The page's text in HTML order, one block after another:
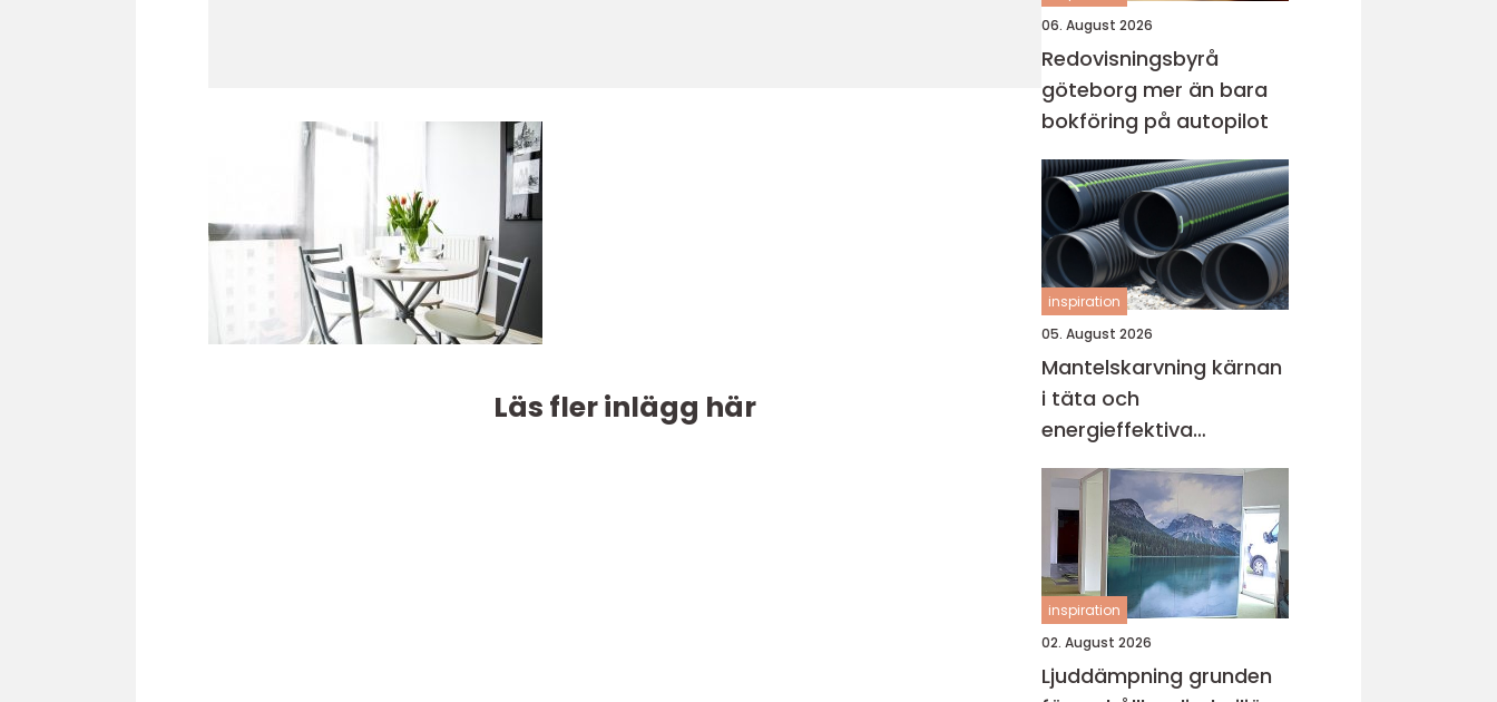
Läs fler inlägg här
06. August 2026
Redovisningsbyrå
göteborg mer än bara
bokföring på autopilot
inspiration
05. August 2026
Mantelskarvning kärnan
i täta och
energieffektiva
kulvertrör
inspiration
02. August 2026
Ljuddämpning grunden